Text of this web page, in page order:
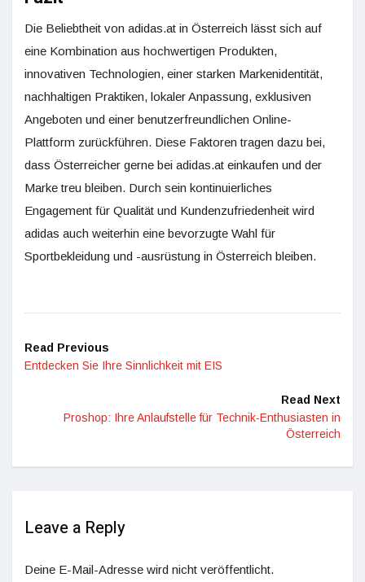
Die Beliebtheit von adidas.at in Österreich lässt sich auf
eine Kombination aus hochwertigen Produkten,
innovativen Technologien, einer starken Markenidentität,
nachhaltigen Praktiken, lokaler Anpassung, exklusiven
Angeboten und einer benutzerfreundlichen Online-
Plattform zurückführen. Diese Faktoren tragen dazu bei,
dass Österreicher gerne bei adidas.at einkaufen und der
Marke treu bleiben. Durch sein kontinuierliches
Engagement für Qualität und Kundenzufriedenheit wird
adidas auch weiterhin eine bevorzugte Wahl für
Sportbekleidung und -ausrüstung in Österreich bleiben.
Read Previous
Entdecken Sie Ihre Sinnlichkeit mit EIS
Read Next
Proshop: Ihre Anlaufstelle für Technik-Enthusiasten in
Österreich
Leave a Reply
Deine E-Mail-Adresse wird nicht veröffentlicht.